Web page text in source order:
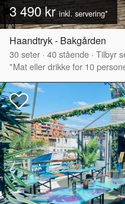
3 490 krinkl. servering*
Haandtryk - Bakgården
30seter · 40stående · Tilbyr
*Mat eller drikke for 10